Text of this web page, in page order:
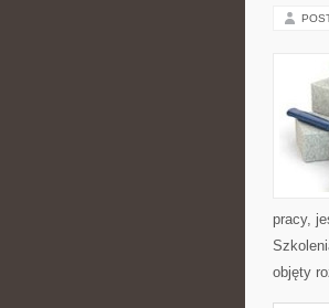
pracy,
objęty